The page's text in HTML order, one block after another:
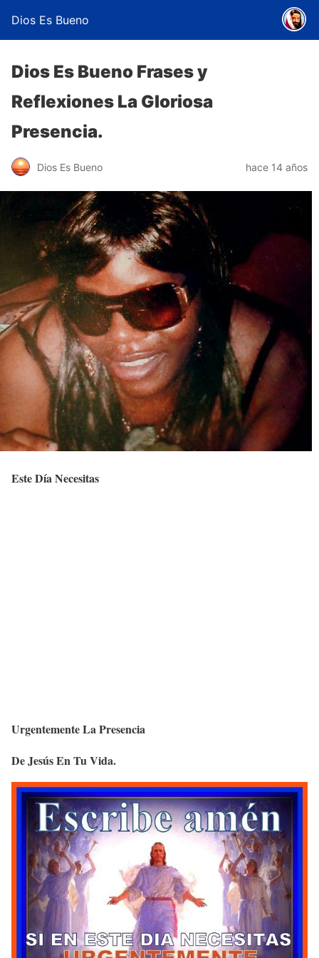
Dios Es Bueno
Dios Es Bueno Frases y
Reflexiones La Gloriosa
Presencia.
Dios Es Bueno hace 14 años
Este Día Necesitas
Urgentemente La Presencia
De Jesús En Tu Vida.